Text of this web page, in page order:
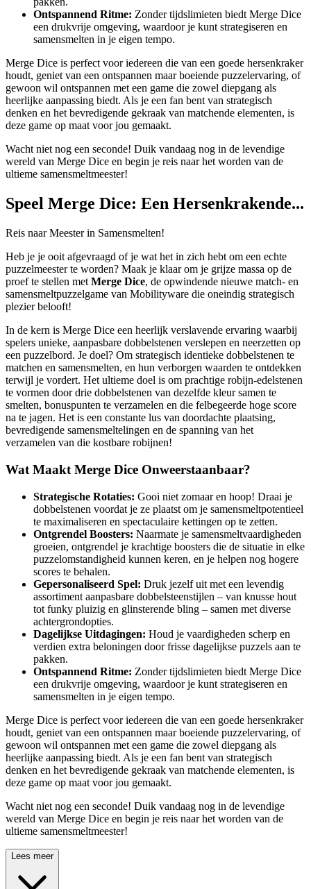
Ontspannend Ritme: Zonder tijdslimieten biedt Merge Dice
een drukvrije omgeving, waardoor je kunt strategiseren en
samensmelten in je eigen tempo.
Merge Dice is perfect voor iedereen die van een goede hersenkraker
houdt, geniet van een ontspannen maar boeiende puzzelervaring, of
gewoon wil ontspannen met een game die zowel diepgang als
heerlijke aanpassing biedt. Als je een fan bent van strategisch
denken en het bevredigende gekraak van matchende elementen, is
deze game op maat voor jou gemaakt.
Wacht niet nog een seconde! Duik vandaag nog in de levendige
wereld van Merge Dice en begin je reis naar het worden van de
ultieme samensmeltmeester!
Speel Merge Dice: Een Hersenkrakende...
Reis naar Meester in Samensmelten!
Heb je je ooit afgevraagd of je wat het in zich hebt om een echte
puzzelmeester te worden? Maak je klaar om je grijze massa op de
proef te stellen met Merge Dice, de opwindende nieuwe match- en
samensmeltpuzzelgame van Mobilityware die oneindig strategisch
plezier belooft!
In de kern is Merge Dice een heerlijk verslavende ervaring waarbij
spelers unieke, aanpasbare dobbelstenen verslepen en neerzetten op
een puzzelbord. Je doel? Om strategisch identieke dobbelstenen te
matchen en samensmelten, en hun verborgen waarden te ontdekken
terwijl je vordert. Het ultieme doel is om prachtige robijn-edelstenen
te vormen door drie dobbelstenen van dezelfde kleur samen te
smelten, bonuspunten te verzamelen en die felbegeerde hoge score
na te jagen. Het is een constante lus van doordachte plaatsing,
bevredigende samensmeltelingen en de spanning van het
verzamelen van die kostbare robijnen!
Wat Maakt Merge Dice Onweerstaanbaar?
Strategische Rotaties: Gooi niet zomaar en hoop! Draai je
dobbelstenen voordat je ze plaatst om je samensmeltpotentieel
te maximaliseren en spectaculaire kettingen op te zetten.
Ontgrendel Boosters: Naarmate je samensmeltvaardigheden
groeien, ontgrendel je krachtige boosters die de situatie in elke
puzzelomstandigheid kunnen keren, en je helpen nog hogere
scores te behalen.
Gepersonaliseerd Spel: Druk jezelf uit met een levendig
assortiment aanpasbare dobbelsteenstijlen – van knusse hout
tot funky pluizig en glinsterende bling – samen met diverse
achtergrondopties.
Dagelijkse Uitdagingen: Houd je vaardigheden scherp en
verdien extra beloningen door frisse dagelijkse puzzels aan te
pakken.
Ontspannend Ritme: Zonder tijdslimieten biedt Merge Dice
een drukvrije omgeving, waardoor je kunt strategiseren en
samensmelten in je eigen tempo.
Merge Dice is perfect voor iedereen die van een goede hersenkraker
houdt, geniet van een ontspannen maar boeiende puzzelervaring, of
gewoon wil ontspannen met een game die zowel diepgang als
heerlijke aanpassing biedt. Als je een fan bent van strategisch
denken en het bevredigende gekraak van matchende elementen, is
deze game op maat voor jou gemaakt.
Wacht niet nog een seconde! Duik vandaag nog in de levendige
wereld van Merge Dice en begin je reis naar het worden van de
ultieme samensmeltmeester!
Lees meer